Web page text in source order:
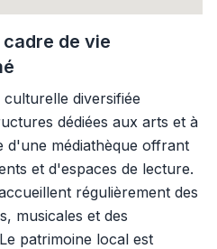
de vie
diversifiée
dédiées aux arts et à
d'une médiathèque offrant
et d'espaces de lecture.
régulièrement des
musicales et des
patrimoine local est